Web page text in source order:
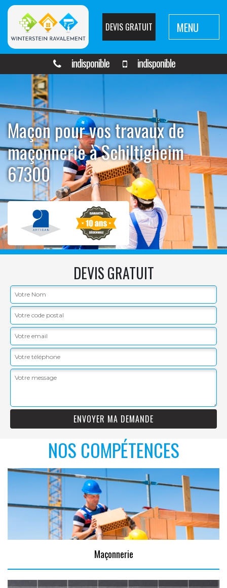
DEVIS GRATUIT MENU
indisponible indisponible
Maçon pour vos travaux de
maçonnerie à Schiltigheim
67300
DEVIS GRATUIT
NOS COMPÉTENCES
Maçonnerie